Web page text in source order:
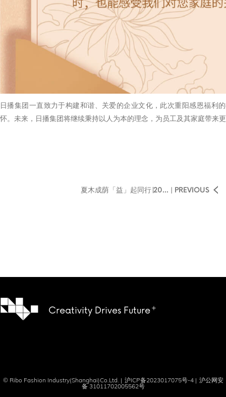
日播集团一直致力于构建和谐、关爱的企业文化，此次重阳感恩福利
怀。未来，日播集团将继续秉持以人为本的理念，为员工及其家庭带来
夏木成荫「益」起同行∣20... | PREVIOUS
Creativity Drives Future
© Ribo Fashion Industry(Shanghai)Co.Ltd. | 沪ICP备2023017075号-4| 沪公网安
备 31011702005562号